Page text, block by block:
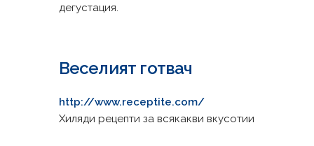
дегустация.
Веселият готвач
http://www.receptite.com/
Хиляди рецепти за всякакви вкусотии